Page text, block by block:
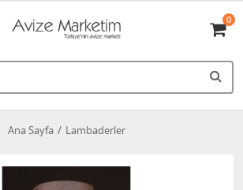
0
Ana Sayfa Lambaderler